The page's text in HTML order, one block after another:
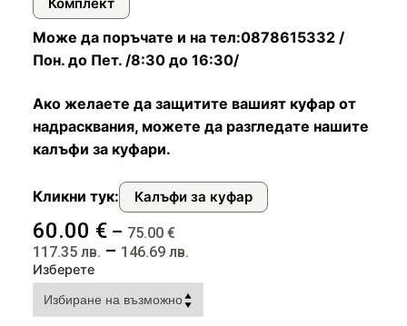
Комплект
Може да поръчате и на тел:0878615332 /
Пон. до Пет. /8:30 до 16:30/
Ако желаете да защитите вашият куфар от
надрасквания, можете да разгледате нашите
калъфи за куфари.
Кликни тук: Калъфи за куфар
60.00 € – 75.00 €
117.35 лв. – 146.69 лв.
Изберете